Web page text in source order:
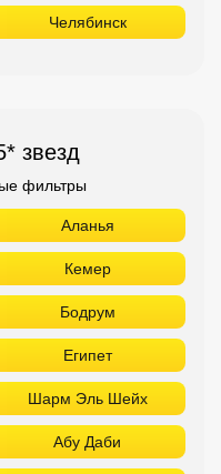
Челябинск
звезд
фильтры
Аланья
Кемер
Бодрум
Египет
Шарм Эль Шейх
Абу Даби